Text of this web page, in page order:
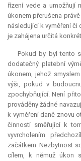
řízení vede a umožňují
úkonem přerušena
následující k vyměření či
je zahájena určitá
Pokud by byl tento
dodatečný platební
úkonem, jehož
výši, pokud v
zpochybňující. Není
prováděny žádné
k vyměření daně znovu
činností směřující k
vyvrcholením
začátkem. Nezbytnost
cílem, k němuž úkon